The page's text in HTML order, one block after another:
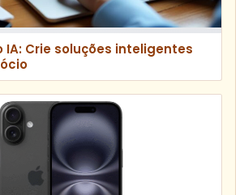
IA: Crie soluções inteligentes